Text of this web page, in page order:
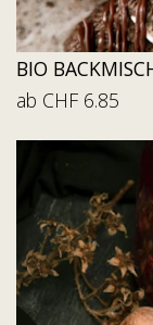
BIO
ab CHF 6.85